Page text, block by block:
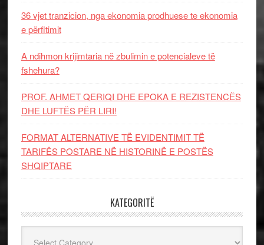
36 vjet tranzicion, nga ekonomia prodhuese te ekonomia
e përfitimit
A ndihmon krijimtaria në zbulimin e potencialeve të
fshehura?
PROF. AHMET QERIQI DHE EPOKA E REZISTENCЁS
DHE LUFTЁS PЁR LIRI!
FORMAT ALTERNATIVE TË EVIDENTIMIT TË
TARIFËS POSTARE NË HISTORINË E POSTËS
SHQIPTARE
KATEGORITË